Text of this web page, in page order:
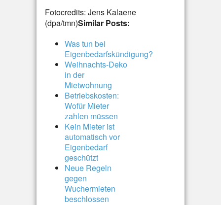
Fotocredits: Jens Kalaene
(dpa/tmn)Similar Posts:
Was tun bei
Eigenbedarfskündigung?
Weihnachts-Deko
in der
Mietwohnung
Betriebskosten:
Wofür Mieter
zahlen müssen
Kein Mieter ist
automatisch vor
Eigenbedarf
geschützt
Neue Regeln
gegen
Wuchermieten
beschlossen